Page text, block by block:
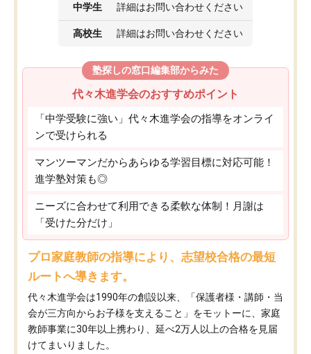
中学生 詳細はお問い合わせください
高校生 詳細はお問い合わせください
塾探しの窓口編集部からみた
代々木進学会のおすすめポイント
「中学受験に強い」代々木進学会の指導をオンライ
ンで受けられる
マンツーマンだからあらゆる学習目標に対応可能！
進学塾対策も◎
ニーズに合わせて利用できる柔軟な体制！月謝は
「受けた分だけ」
プロ家庭教師の指導により、志望校合格の最短
ルートへ導きます。
代々木進学会は1990年の創設以来、「保護者様・講師・当
会が三方向からお子様を支えること」をモットーに、家庭
教師事業に30年以上携わり、延べ2万人以上の合格を見届
けてまいりました。